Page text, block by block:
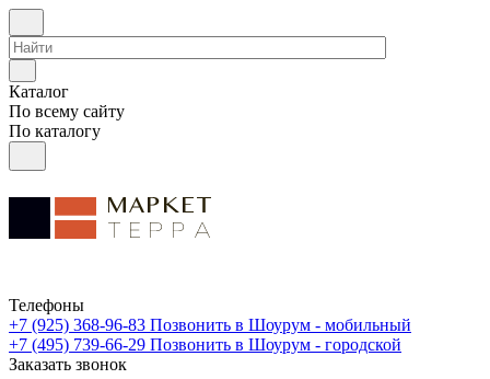
Каталог
По всему сайту
По каталогу
Телефоны
+7 (925) 368-96-83 Позвонить в Шоурум - мобильный
+7 (495) 739-66-29 Позвонить в Шоурум - городской
Заказать звонок